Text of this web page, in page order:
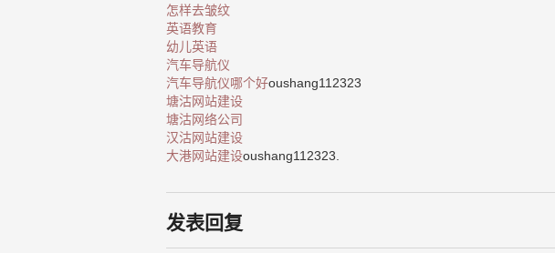
怎样去皱纹
英语教育
幼儿英语
汽车导航仪
汽车导航仪哪个好oushang112323
塘沽网站建设
塘沽网络公司
汉沽网站建设
大港网站建设oushang112323.
发表回复